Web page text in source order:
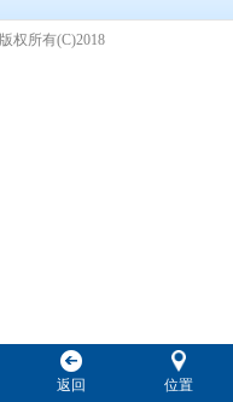
版权所有(C)2018
返回 位置